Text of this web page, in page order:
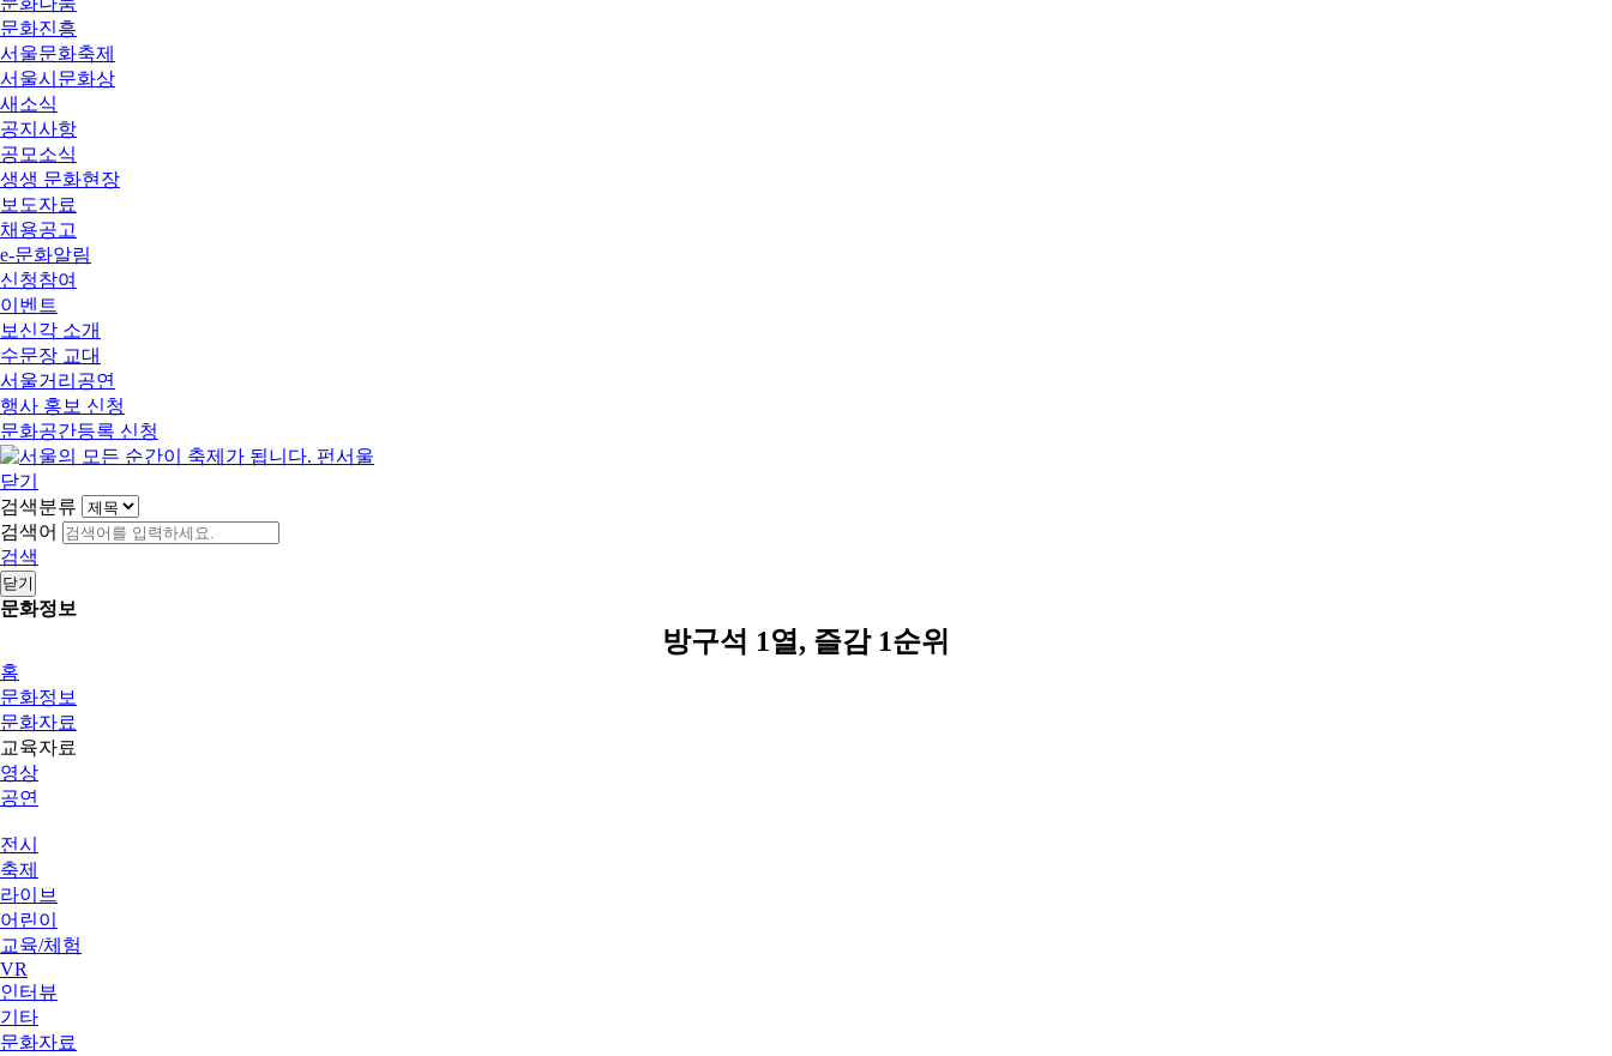
문화진흥
서울문화축제
서울시문화상
새소식
공지사항
공모소식
생생 문화현장
보도자료
채용공고
e-문화알림
신청참여
이벤트
보신각 소개
수문장 교대
서울거리공연
행사 홍보 신청
문화공간등록 신청
닫기
검색분류
검색어
검색
닫기
문화정보
방구석 1열, 즐감 1순위
홈
문화정보
문화자료
교육자료
영상
공연
전시
축제
라이브
어린이
교육/체험
VR
인터뷰
기타
문화자료